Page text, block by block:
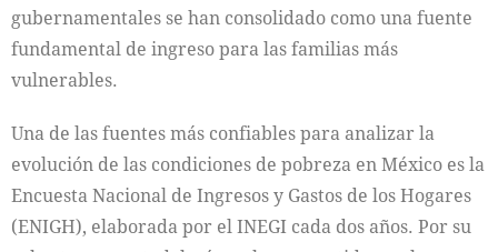
gubernamentales se han consolidado como una fuente
fundamental de ingreso para las familias más
vulnerables.
Una de las fuentes más confiables para analizar la
evolución de las condiciones de pobreza en México es la
Encuesta Nacional de Ingresos y Gastos de los Hogares
(ENIGH), elaborada por el INEGI cada dos años. Por su